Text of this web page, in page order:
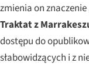
zmienia on
Traktat z
dostępu do
słabowidzących i z